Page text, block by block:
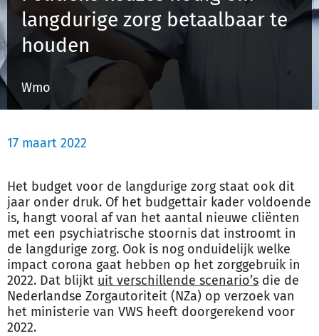
Inloggen
Registreren
langdurige zorg betaalbaar te
houden
Wmo
17 maart 2022
Het budget voor de langdurige zorg staat ook dit
jaar onder druk. Of het budgettair kader voldoende
is, hangt vooral af van het aantal nieuwe cliënten
met een psychiatrische stoornis dat instroomt in
de langdurige zorg. Ook is nog onduidelijk welke
impact corona gaat hebben op het zorggebruik in
2022. Dat blijkt uit verschillende scenario’s die de
Nederlandse Zorgautoriteit (NZa) op verzoek van
het ministerie van VWS heeft doorgerekend voor
2022.